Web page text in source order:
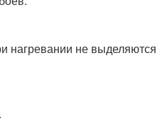
нагревании не выделяются